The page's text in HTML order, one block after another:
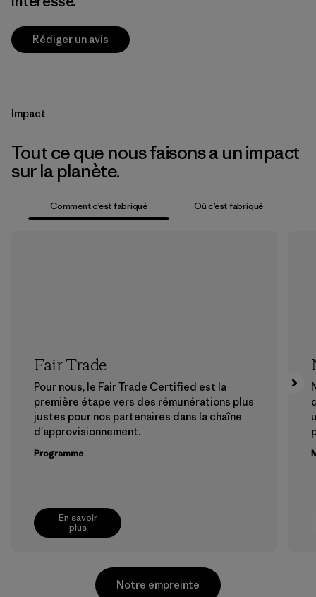
Rédiger un avis
Impact
Tout ce que nous faisons a un impact
sur la planète.
Comment c’est fabriqué Où c’est fabriqué
En savoir
plus
Fair Trade
Pour nous, le Fair Trade Certified est la
première étape vers des rémunérations plus
justes pour nos partenaires dans la chaîne
d'approvisionnement.
Programme
Notre empreinte